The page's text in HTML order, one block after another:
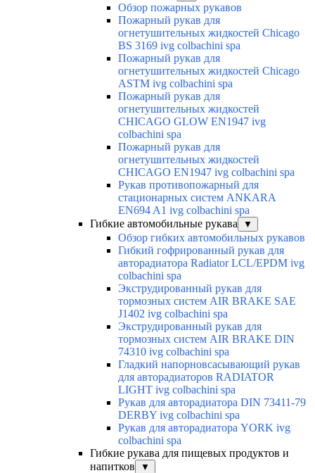
Обзор пожарных рукавов
Пожарный рукав для
огнетушительных жидкостей Chicago
BS 3169 ivg colbachini spa
Пожарный рукав для
огнетушительных жидкостей Chicago
ASTM ivg colbachini spa
Пожарный рукав для
огнетушительных жидкостей
CHICAGO GLOW EN1947 ivg
colbachini spa
Пожарный рукав для
огнетушительных жидкостей
CHICAGO EN1947 ivg colbachini spa
Рукав противопожарный для
стационарных систем ANKARA
EN694 A1 ivg colbachini spa
Гибкие автомобильные рукава
▼
Обзор гибких автомобильных рукавов
Гибкий гофрированный рукав для
авторадиатора Radiator LCL/EPDM ivg
colbachini spa
Экструдированный рукав для
тормозных систем AIR BRAKE SAE
J1402 ivg colbachini spa
Экструдированный рукав для
тормозных систем AIR BRAKE DIN
74310 ivg colbachini spa
Гладкий напорновсасывающий рукав
для авторадиаторов RADIATOR
LIGHT ivg colbachini spa
Рукав для авторадиатора DIN 73411-79
DERBY ivg colbachini spa
Рукав для авторадиатора YORK ivg
colbachini spa
Гибкие рукава для пищевых продуктов и
напитков
▼